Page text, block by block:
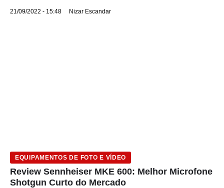
21/09/2022 - 15:48 Nizar Escandar
EQUIPAMENTOS DE FOTO E VÍDEO
Review Sennheiser MKE 600: Melhor Microfone
Shotgun Curto do Mercado